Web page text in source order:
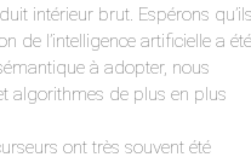
intérieur brut. Espérons qu’ils
de l’intelligence artificielle a été
à adopter, nous
algorithmes de plus en plus
ont très souvent été